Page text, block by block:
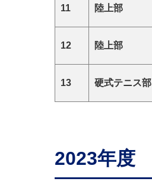
11 陸上部
12 陸上部
13 硬式テニス部
2023年度